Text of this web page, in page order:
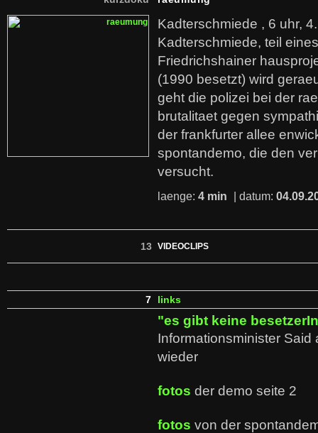
Kadterschmiede , 6 uhr,
Kadterschmiede, teil
Friedrichshainer
(1990 besetzt) wird
geht die polizei bei der
brutalitaet gegen
der frankfurter allee
spontandemo, die den
versucht.
laenge: 4 min | datum:
13 VIDEOCLIPS
7 links
"es gibt keine
Informationsminister Said
wieder
fotos der demo seite 2
fotos von der